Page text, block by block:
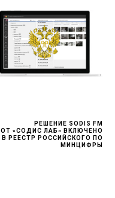
РЕШЕНИЕ SODIS FM
ОТ «СОДИС ЛАБ» ВКЛЮЧЕНО
В РЕЕСТР РОССИЙСКОГО ПО
МИНЦИФРЫ